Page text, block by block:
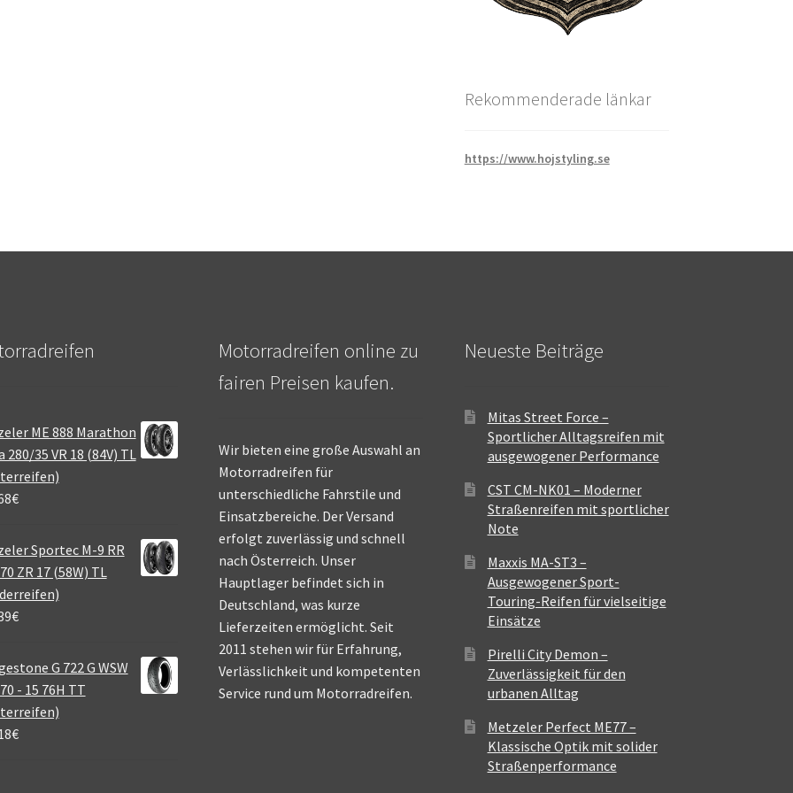
Rekommenderade länkar
https://www.hojstyling.se
ME 888 Marathon
280/35 VR 18 (84V) TL
€
Sportec M-9 RR
ZR 17 (58W) TL
€
G 722 G WSW
- 15 76H TT
€
Motorradreifen online zu
fairen Preisen kaufen.
Wir bieten eine große Auswahl an
Motorradreifen für
unterschiedliche Fahrstile und
Einsatzbereiche. Der Versand
erfolgt zuverlässig und schnell
nach Österreich. Unser
Hauptlager befindet sich in
Deutschland, was kurze
Lieferzeiten ermöglicht. Seit
2011 stehen wir für Erfahrung,
Verlässlichkeit und kompetenten
Service rund um Motorradreifen.
Neueste Beiträge
Mitas Street Force –
Sportlicher Alltagsreifen mit
ausgewogener Performance
CST CM-NK01 – Moderner
Straßenreifen mit sportlicher
Note
Maxxis MA-ST3 –
Ausgewogener Sport-
Touring-Reifen für vielseitige
Einsätze
Pirelli City Demon –
Zuverlässigkeit für den
urbanen Alltag
Metzeler Perfect ME77 –
Klassische Optik mit solider
Straßenperformance